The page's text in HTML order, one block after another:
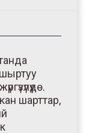
шарттар,